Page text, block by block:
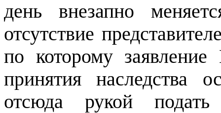
день внезапно
отсутствие
по которому
принятия наследства
отсюда рукой